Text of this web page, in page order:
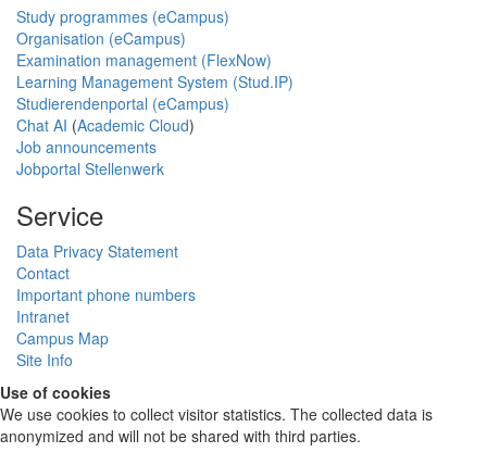
Study programmes (eCampus)
Organisation (eCampus)
Examination management (FlexNow)
Learning Management System (Stud.IP)
Studierendenportal (eCampus)
Chat AI (Academic Cloud)
Job announcements
Jobportal Stellenwerk
Service
Data Privacy Statement
Contact
Important phone numbers
Intranet
Campus Map
Site Info
Use of cookies
We use cookies to collect visitor statistics. The collected data is
anonymized and will not be shared with third parties.